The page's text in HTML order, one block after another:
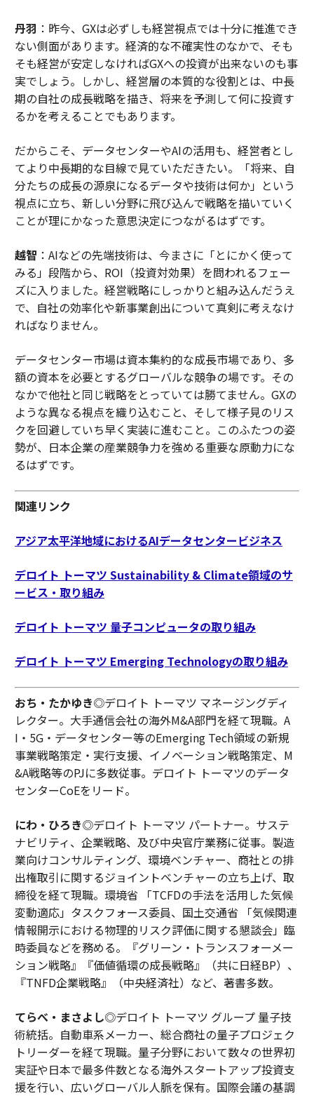
丹羽 ：昨今、GXは必ずしも経営視点では十分に推進でき
ない側面があります。経済的な不確実性のなかで、そも
そも経営が安定しなければGXへの投資が出来ないのも事
実でしょう。しかし、経営層の本質的な役割とは、中長
期の自社の成長戦略を描き、将来を予測して何に投資す
るかを考えることでもあります。
だからこそ、データセンターやAIの活用も、経営者とし
てより中長期的な目線で見ていただきたい。「将来、自
分たちの成長の源泉になるデータや技術は何か」という
視点に立ち、新しい分野に飛び込んで戦略を描いていく
ことが理にかなった意思決定につながるはずです。
越智 ：AIなどの先端技術は、今まさに「とにかく使って
みる」段階から、ROI（投資対効果）を問われるフェー
ズに入りました。経営戦略にしっかりと組み込んだうえ
で、自社の効率化や新事業創出について真剣に考えなけ
ればなりません。
データセンター市場は資本集約的な成長市場であり、多
額の資本を必要とするグローバルな競争の場です。その
なかで他社と同じ戦略をとっていては勝てません。GXの
ような異なる視点を織り込むこと、そして様子見のリス
クを回避していち早く実装に進むこと。このふたつの姿
勢が、日本企業の産業競争力を強める重要な原動力にな
るはずです。
関連リンク
アジア太平洋地域におけるAIデータセンタービジネス
デロイト トーマツ Sustainability & Climate領域のサ
ービス・取り組み
デロイト トーマツ 量子コンピュータの取り組み
デロイト トーマツ Emerging Technologyの取り組み
おち・たかゆき◎デロイト トーマツ マネージングディ
レクター。大手通信会社の海外M&A部門を経て現職。A
I・5G・データセンター等のEmerging Tech領域の新規
事業戦略策定・実行支援、イノベーション戦略策定、M
&A戦略等のPJに多数従事。デロイト トーマツのデータ
センターCoEをリード。
にわ・ひろき◎デロイト トーマツ パートナー。サステ
ナビリティ、企業戦略、及び中央官庁業務に従事。製造
業向けコンサルティング、環境ベンチャー、商社との排
出権取引に関するジョイントベンチャーの立ち上げ、取
締役を経て現職。環境省 「TCFDの手法を活用した気候
変動適応」タスクフォース委員、国土交通省 「気候関連
情報開示における物理的リスク評価に関する懇談会」臨
時委員などを務める。『グリーン・トランスフォーメー
ション戦略』『価値循環の成長戦略』（共に日経BP）、
『TNFD企業戦略』（中央経済社）など、著書多数。
てらべ・まさよし◎デロイト トーマツ グループ 量子技
術統括。自動車系メーカー、総合商社の量子プロジェク
トリーダーを経て現職。量子分野において数々の世界初
実証や日本で最多件数となる海外スタートアップ投資支
援を行い、広いグローバル人脈を保有。国際会議の基調